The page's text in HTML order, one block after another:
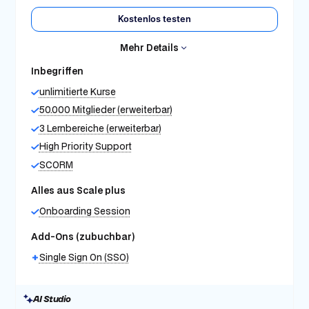
Kostenlos testen
Mehr Details
Inbegriffen
unlimitierte Kurse
50.000 Mitglieder (erweiterbar)
3 Lernbereiche (erweiterbar)
High Priority Support
SCORM
Alles aus Scale plus
Onboarding Session
Add-Ons (zubuchbar)
Single Sign On (SSO)
AI Studio